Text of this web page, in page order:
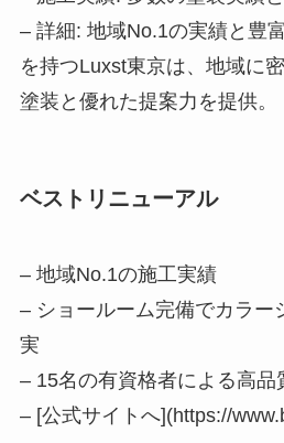
– 詳細: 地域No.1の実績と豊
を持つLuxst東京は、地域に
塗装と優れた提案力を提供。
ベストリニューアル
– 地域No.1の施工実績
– ショールーム完備でカラー
実
– 15名の有資格者による高品
– [公式サイトへ](https://